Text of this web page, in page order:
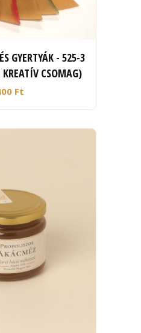
GYERTYÁK - 525-3
CSOMAG)
Ft